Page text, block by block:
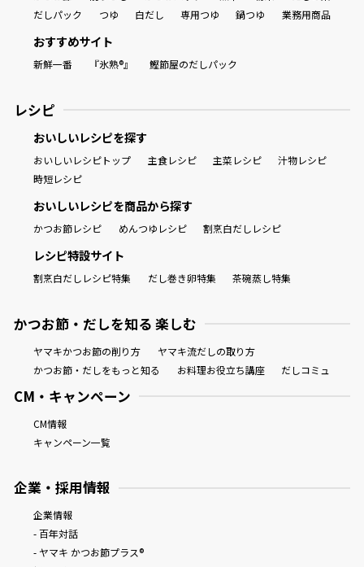
だしパック
つゆ 白だし 専用つゆ 鍋つゆ 業務用商品
おすすめサイト
新鮮一番 『氷熟®』 鰹節屋のだしパック
レシピ
おいしいレシピを探す
おいしいレシピトップ 主食レシピ 主菜レシピ
汁物レシピ
時短レシピ
おいしいレシピを商品から探す
かつお節レシピ めんつゆレシピ 割烹白だしレシピ
レシピ特設サイト
割烹白だしレシピ特集 だし巻き卵特集 茶碗蒸し特集
かつお節・だしを知る 楽しむ
ヤマキかつお節の削り方
ヤマキ流だしの取り方
かつお節・だしをもっと知る
お料理お役立ち講座 だしコミュ
CM・キャンペーン
CM情報
キャンペーン一覧
企業・採用情報
企業情報
- 百年対話
- ヤマキ かつお節プラス®